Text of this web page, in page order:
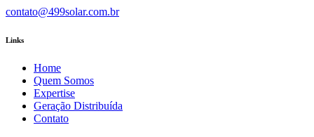
contato@499solar.com.br
Links
Home
Quem Somos
Expertise
Geração Distribuída
Contato